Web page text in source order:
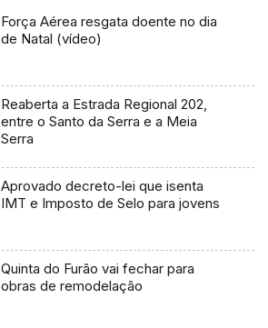
Força Aérea resgata doente no dia
de Natal (vídeo)
Reaberta a Estrada Regional 202,
entre o Santo da Serra e a Meia
Serra
Aprovado decreto-lei que isenta
IMT e Imposto de Selo para jovens
Quinta do Furão vai fechar para
obras de remodelação